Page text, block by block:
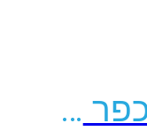
דירת גן 4.5 חד' בכפר סבא